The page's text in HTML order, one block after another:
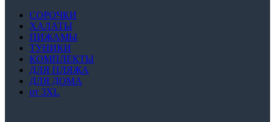
СОРОЧКИ
ХАЛАТЫ
ПИЖАМЫ
ТУНИКИ
КОМПЛЕКТЫ
ДЛЯ ПЛЯЖА
ДЛЯ ДОМА
от 3XL